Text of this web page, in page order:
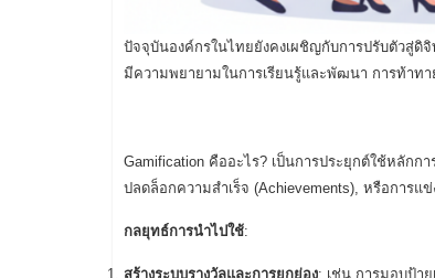
ปัจจุบันองค์กรในไทยยังคงเผชิญกับการปรับตัวสู่ดิจิ
มีความพยายามในการเรียนรู้และพัฒนา การท้าท
Gamification คืออะไร? เป็นการประยุกต์ใช้หลัก
ปลดล็อกความสำเร็จ (Achievements), หรือการ
กลยุทธ์การนำไปใช้:
สร้างระบบรางวัลและการยกย่อง: เช่น การมอบป้า